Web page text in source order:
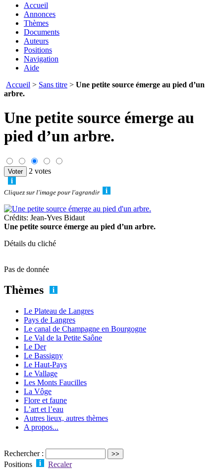
Accueil
Annonces
Thèmes
Documents
Auteurs
Positions
Navigation
Aide
Accueil > Sans titre > Une petite source émerge au pied d’un
arbre.
Une petite source émerge au
pied d’un arbre.
2 votes
Cliquez sur l'image pour l'agrandir
Crédits: Jean-Yves Bidaut
Une petite source émerge au pied d’un arbre.
Détails du cliché
Pas de donnée
Thèmes
Le Plateau de Langres
Pays de Langres
Le canal de Champagne en Bourgogne
Le Val de la Petite Saône
Le Der
Le Bassigny
Le Haut-Pays
Le Vallage
Les Monts Faucilles
La Vôge
Flore et faune
L’art et l’eau
Autres lieux, autres thèmes
A propos...
Rechercher :
Positions
Recaler